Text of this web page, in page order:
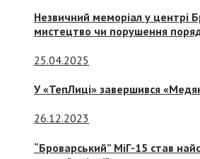
Незвичний меморіал у центрі
мистецтво чи порушення
25.04.2025
У «ТепЛиці» завершився
26.12.2023
“Броварський” МіГ-15 став